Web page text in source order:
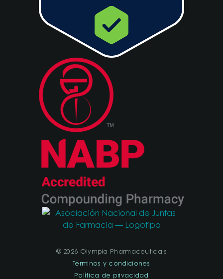
© 2026 Olympia Pharmaceuticals
Términos y condiciones
Política de privacidad